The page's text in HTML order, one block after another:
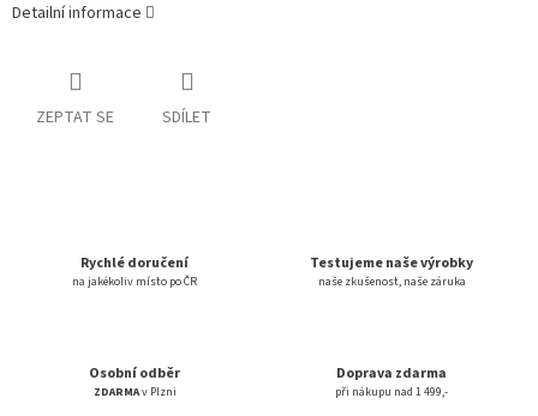
Detailní informace
ZEPTAT SE SDÍLET
Rychlé doručení
na jakékoliv místo po ČR
Testujeme naše výrobky
naše zkušenost, naše záruka
Osobní odběr
ZDARMAv Plzni
Doprava zdarma
při nákupu nad 1 499,-